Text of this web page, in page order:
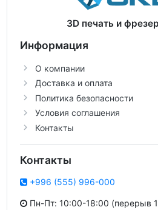
3D печать и
Информация
О компании
Доставка и оплата
Политика безопасности
Условия соглашения
Контакты
Контакты
+996 (555) 996-000
Пн-Пт: 10:00-18:00 (перерыв